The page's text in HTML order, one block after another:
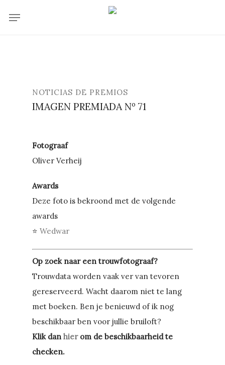
Menu
NOTICIAS DE PREMIOS
IMAGEN PREMIADA Nº 71
Fotograaf
Oliver Verheij
Awards
Deze foto is bekroond met de volgende
awards
⭐Wedwar
Op zoek naar een trouwfotograaf?
Trouwdata worden vaak ver van tevoren
gereserveerd. Wacht daarom niet te lang
met boeken. Ben je benieuwd of ik nog
beschikbaar ben voor jullie bruiloft?
Klik danhierom de beschikbaarheid te
checken.